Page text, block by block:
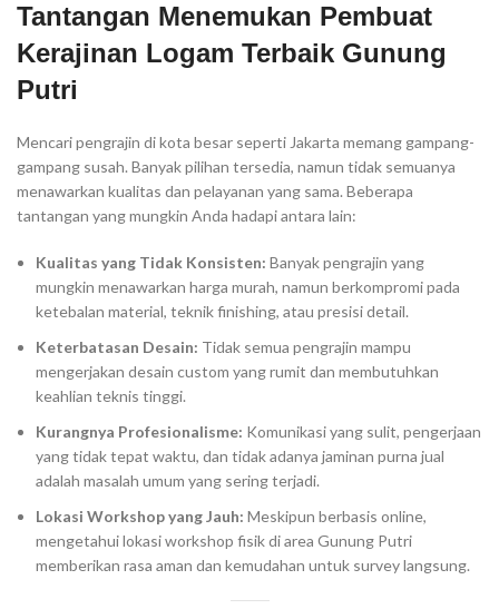
Tantangan Menemukan Pembuat
Kerajinan Logam Terbaik Gunung
Putri
Mencari pengrajin di kota besar seperti Jakarta memang gampang-
gampang susah. Banyak pilihan tersedia, namun tidak semuanya
menawarkan kualitas dan pelayanan yang sama. Beberapa
tantangan yang mungkin Anda hadapi antara lain:
Kualitas yang Tidak Konsisten: Banyak pengrajin yang
mungkin menawarkan harga murah, namun berkompromi pada
ketebalan material, teknik finishing, atau presisi detail.
Keterbatasan Desain: Tidak semua pengrajin mampu
mengerjakan desain custom yang rumit dan membutuhkan
keahlian teknis tinggi.
Kurangnya Profesionalisme: Komunikasi yang sulit, pengerjaan
yang tidak tepat waktu, dan tidak adanya jaminan purna jual
adalah masalah umum yang sering terjadi.
Lokasi Workshop yang Jauh: Meskipun berbasis online,
mengetahui lokasi workshop fisik di area Gunung Putri
memberikan rasa aman dan kemudahan untuk survey langsung.